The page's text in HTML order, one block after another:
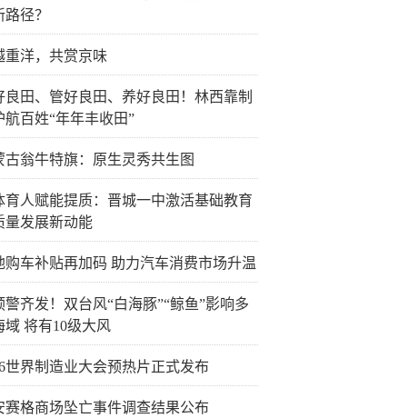
路径？
重洋，共赏京味
良田、管好良田、养好良田！林西靠制
航百姓“年年丰收田”
古翁牛特旗：原生灵秀共生图
育人赋能提质：晋城一中激活基础教育
量发展新动能
购车补贴再加码 助力汽车消费市场升温
警齐发！双台风“白海豚”“鲸鱼”影响多
域 将有10级大风
世界制造业大会预热片正式发布
赛格商场坠亡事件调查结果公布